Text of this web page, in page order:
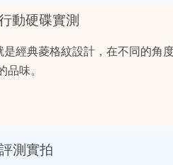
動硬碟實測
經典菱格紋設計，在不同的角
味。
測實拍